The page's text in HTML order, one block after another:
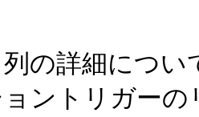
列の詳細につ
ョントリガー